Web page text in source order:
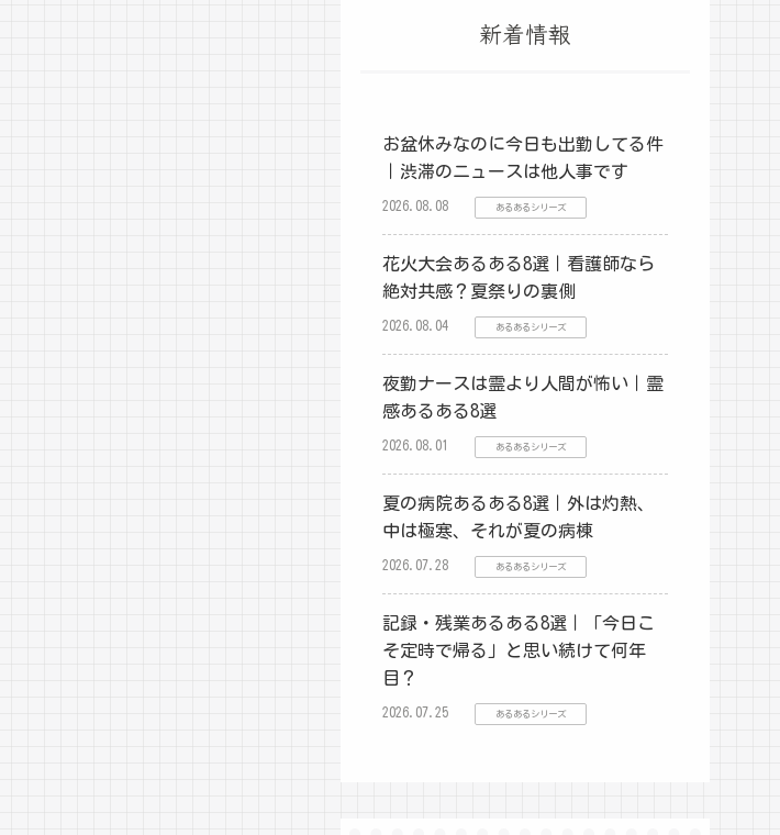
新着情報
お盆休みなのに今日も出勤してる件
｜渋滞のニュースは他人事です
2026.08.08 あるあるシリーズ
花火大会あるある8選｜看護師なら
絶対共感？夏祭りの裏側
2026.08.04 あるあるシリーズ
夜勤ナースは霊より人間が怖い｜霊
感あるある8選
2026.08.01 あるあるシリーズ
夏の病院あるある8選｜外は灼熱、
中は極寒、それが夏の病棟
2026.07.28 あるあるシリーズ
記録・残業あるある8選｜「今日こ
そ定時で帰る」と思い続けて何年
目？
2026.07.25 あるあるシリーズ